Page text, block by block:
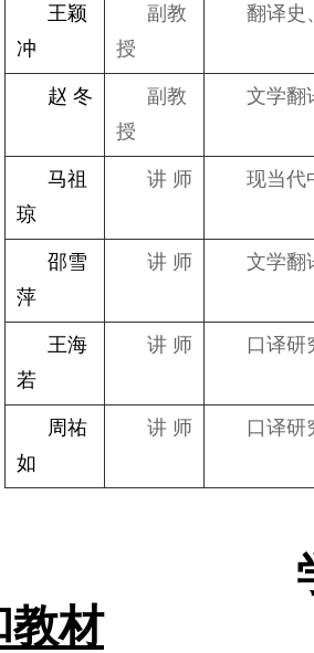
王颖
冲
副教
授
翻译史
赵 冬
副教
授
文学翻
马祖
琼
讲 师 现当代
邵雪
萍
讲 师 文学翻
王海
若
讲 师 口译研
周祐
如
讲 师 口译研
教材